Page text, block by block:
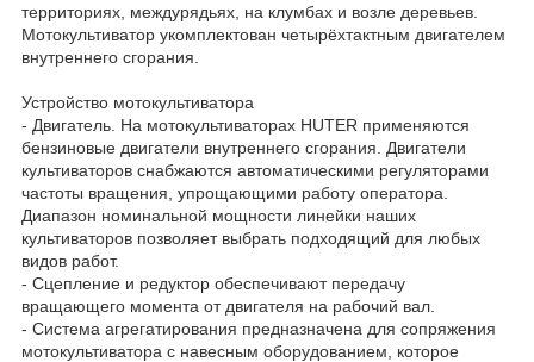
территориях, междурядьях, на клумбах и возле деревьев.
Мотокультиватор укомплектован четырёхтактным двигателем
внутреннего сгорания.
Устройство мотокультиватора
- Двигатель. На мотокультиваторах HUTER применяются
бензиновые двигатели внутреннего сгорания. Двигатели
культиваторов снабжаются автоматическими регуляторами
частоты вращения, упрощающими работу оператора.
Диапазон номинальной мощности линейки наших
культиваторов позволяет выбрать подходящий для любых
видов работ.
- Сцепление и редуктор обеспечивают передачу
вращающего момента от двигателя на рабочий вал.
- Система агрегатирования предназначена для сопряжения
мотокультиватора с навесным оборудованием, которое